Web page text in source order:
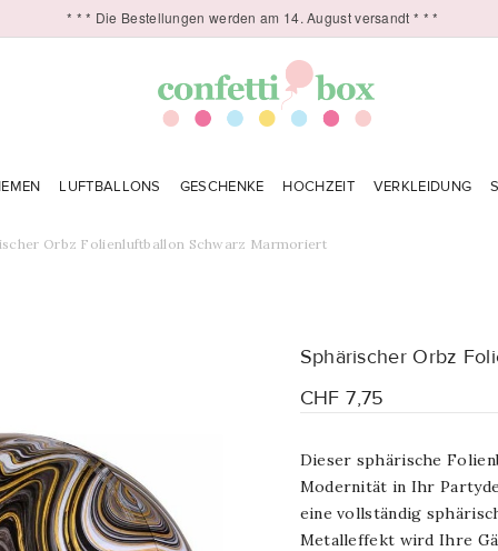
* * * Die Bestellungen werden am 14. August versandt * * *
LUFTBALLONS GESCHENKE HOCHZEIT VERKLEIDUNG
Orbz Folienluftballon Schwarz Marmoriert
Sphärischer Orbz
CHF 7,75
Dieser sphärische
Modernität in Ihr
eine vollständig
Metalleffekt wird Ihre